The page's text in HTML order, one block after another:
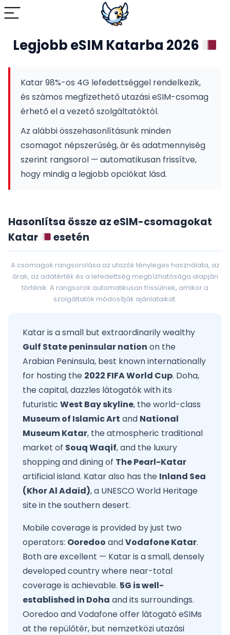
Legjobb eSIM Katarba 2026
Katar 98%-os 4G lefedettséggel rendelkezik,
és számos megfizethető utazási eSIM-csomag
érhető el a vezető szolgáltatóktól.
Az alábbi összehasonlításunk minden
csomagot népszerűség, ár és adatmennyiség
szerint rangsorol — automatikusan frissítve,
hogy mindig a legjobb opciókat lásd.
Hasonlítsa össze az eSIM-csomagokat
Katar
esetén
A csomagok rangsorolása az utazók tényleges használata, az
árak, az adatérték és a lefedettség megbízhatósága alapján
történik. A rangsorok automatikusan frissülnek, amikor a
szolgáltatók módosítják ajánlataikat.
Katar is a small but extraordinarily wealthy
Gulf State peninsular nation on the
Arabian Peninsula, best known internationally
for hosting the 2022 FIFA World Cup. Doha,
the capital, dazzles látogatók with its
futuristic West Bay skyline, the world-class
Museum of Islamic Art and National
Museum Katar, the atmospheric traditional
market of Souq Waqif, and the luxury
shopping and dining of The Pearl-Katar
artificial island. Katar also has the Inland Sea
(Khor Al Adaid), a UNESCO World Heritage
site in the southern desert.
Mobile coverage is provided by just two
operators: Ooredoo andVodafone Katar.
Both are excellent — Katar is a small, densely
developed country where near-total
coverage is achievable. 5G is well-
established in Doha and its surroundings.
Ooredoo and Vodafone offer látogató eSIMs
at the repülőtér, but nemzetközi utazási